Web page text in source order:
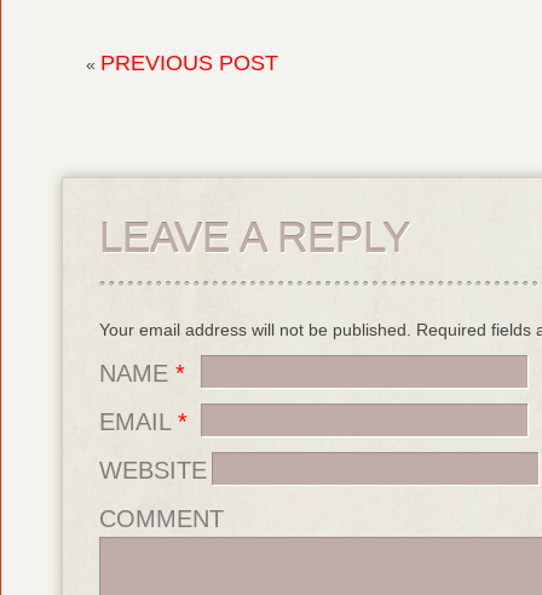
« PREVIOUS POST
LEAVE A REPLY
Your email address will not be published. Required fields
NAME *
EMAIL *
WEBSITE
COMMENT